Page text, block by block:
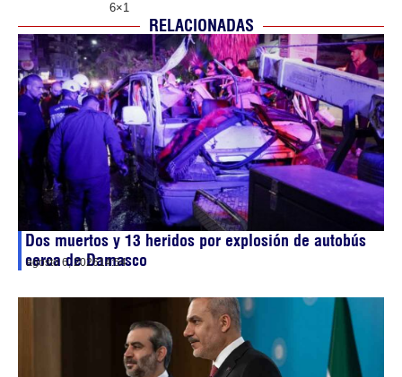
6×1
RELACIONADAS
Dos muertos y 13 heridos por explosión de autobús
cerca de Damasco
agosto 6, 202614:54